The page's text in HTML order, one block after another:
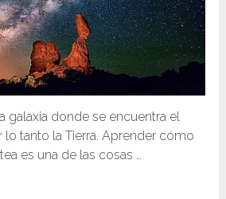
galaxia donde se encuentra el
lo tanto la Tierra. Aprender cómo
es una de las cosas …